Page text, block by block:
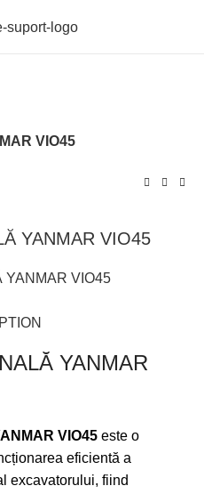
VIO45
YANMAR VIO45
YANMAR
VIO45 este o
eficientă a
excavatorului, fiind